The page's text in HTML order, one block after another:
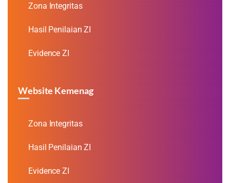
Zona Integritas
Hasil Penilaian ZI
Evidence ZI
Website Kemenag
Zona Integritas
Hasil Penilaian ZI
Evidence ZI